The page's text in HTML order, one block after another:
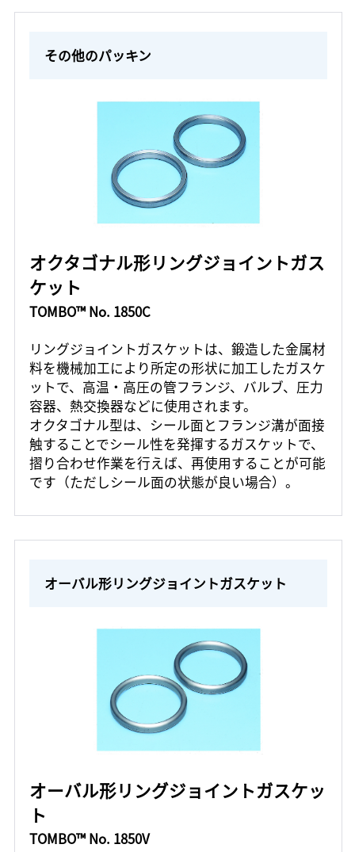
その他のパッキン
オクタゴナル形リングジョイントガス
ケット
TOMBO™ No. 1850C
リングジョイントガスケットは、鍛造した金属材
料を機械加工により所定の形状に加工したガスケ
ットで、高温・高圧の管フランジ、バルブ、圧力
容器、熱交換器などに使用されます。
オクタゴナル型は、シール面とフランジ溝が面接
触することでシール性を発揮するガスケットで、
摺り合わせ作業を行えば、再使用することが可能
です（ただしシール面の状態が良い場合）。
オーバル形リングジョイントガスケット
オーバル形リングジョイントガスケッ
ト
TOMBO™ No. 1850V